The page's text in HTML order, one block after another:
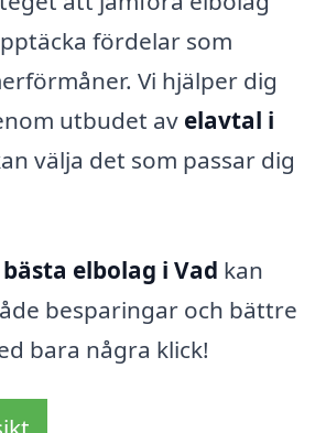
fördelar som
Vi hjälper dig
utbudet av elavtal i
välja det som passar dig
bästa elbolag i Vad kan
besparingar och bättre
bara några klick!